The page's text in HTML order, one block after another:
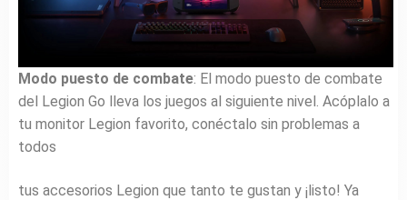
Modo puesto de combate: El modo puesto de combate
del Legion Go lleva los juegos al siguiente nivel. Acóplalo a
tu monitor Legion favorito, conéctalo sin problemas a
todos
tus accesorios Legion que tanto te gustan y ¡listo! Ya